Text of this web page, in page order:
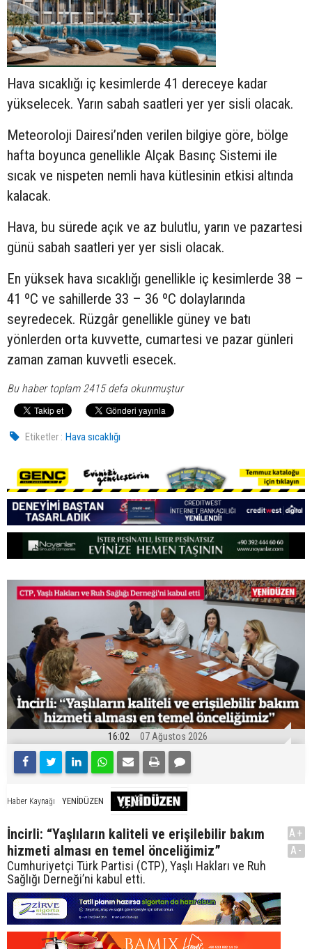
Hava sıcaklığı iç kesimlerde 41 dereceye kadar
yükselecek. Yarın sabah saatleri yer yer sisli olacak.
Meteoroloji Dairesi’nden verilen bilgiye göre, bölge
hafta boyunca genellikle Alçak Basınç Sistemi ile
sıcak ve nispeten nemli hava kütlesinin etkisi altında
kalacak.
Hava, bu sürede açık ve az bulutlu, yarın ve pazartesi
günü sabah saatleri yer yer sisli olacak.
En yüksek hava sıcaklığı genellikle iç kesimlerde 38 –
41 ºC ve sahillerde 33 – 36 ºC dolaylarında
seyredecek. Rüzgâr genellikle güney ve batı
yönlerden orta kuvvette, cumartesi ve pazar günleri
zaman zaman kuvvetli esecek.
Bu haber toplam 2415 defa okunmuştur
Etiketler : Hava sıcaklığı
16:02 07 Ağustos 2026
Haber Kaynağı YENİDÜZEN
İncirli: “Yaşlıların kaliteli ve erişilebilir bakım
hizmeti alması en temel önceliğimiz”
Cumhuriyetçi Türk Partisi (CTP), Yaşlı Hakları ve Ruh
Sağlığı Derneği’ni kabul etti.
A+
A-